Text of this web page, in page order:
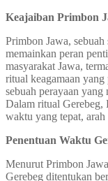
Keajaiban Primbon
Primbon Jawa,
memainkan peran
masyarakat Jawa,
ritual keagamaan
sebuah perayaan
Dalam ritual Gerebeg,
waktu yang tepat, arah
Penentuan Waktu
Menurut Primbon
Gerebeg ditentukan